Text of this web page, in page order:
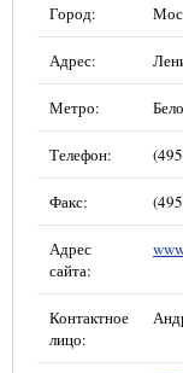
Город:
Адрес:
Метро:
Телефон:
Факс:
Адрес
сайта:
Контактное
лицо: